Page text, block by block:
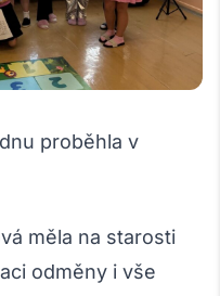
proběhla v
měla na starosti
odměny i vše